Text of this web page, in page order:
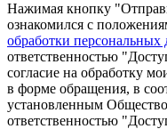
Нажимая кнопку
ознакомился с
обработки персональных
ответственностью
согласие на обработку
в форме обращения, в
установленным
ответственностью